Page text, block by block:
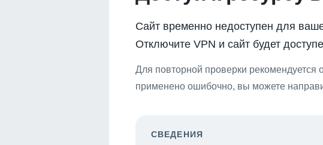
Сайт временно недоступен для
Отключите VPN и сайт будет
Для повторной проверки рекомендуется
применено ошибочно, вы можете
СВЕДЕНИЯ